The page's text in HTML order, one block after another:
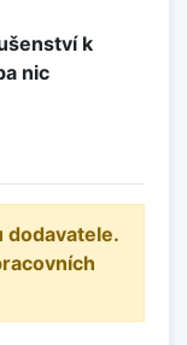
k
nic
dodavatele.